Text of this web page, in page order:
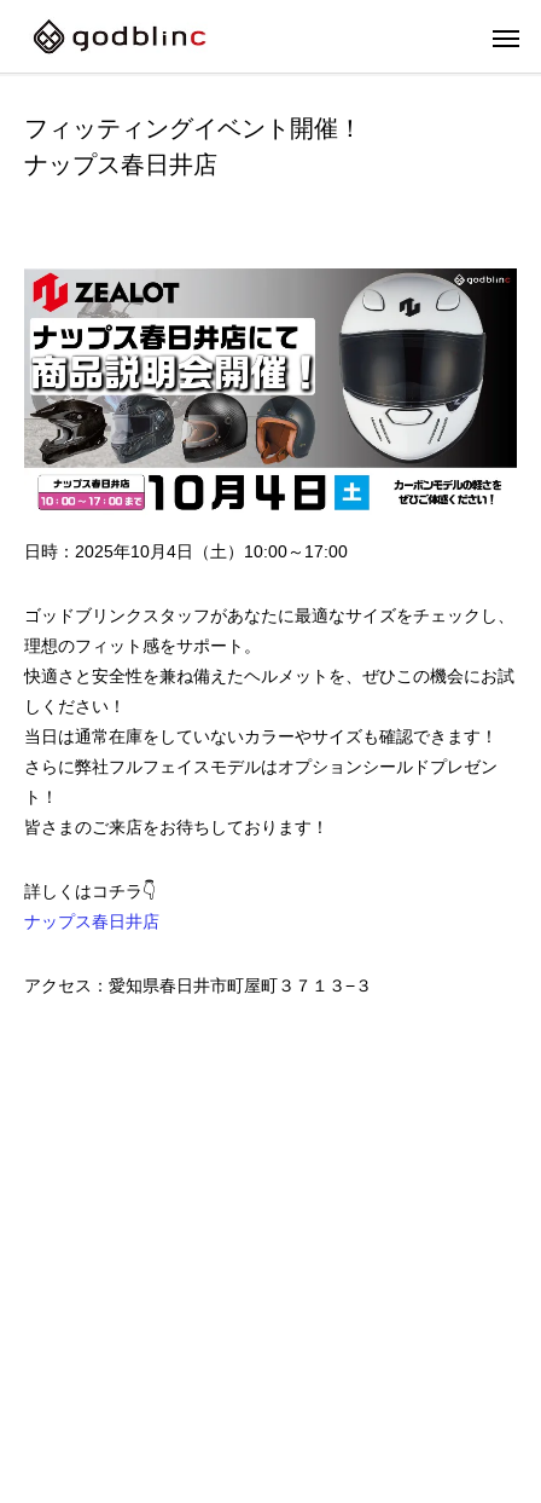
フルフェイス スポー
フィッティングイベント開催！
ナップス春日井店
日時：2025年10月4日（土）10:00～17:00
ゴッドブリンクスタッフがあなたに最適なサイズをチェックし、
理想のフィット感をサポート。
快適さと安全性を兼ね備えたヘルメットを、ぜひこの機会にお試
しください！
当日は通常在庫をしていないカラーやサイズも確認できます！
さらに弊社フルフェイスモデルはオプションシールドプレゼン
ト！
皆さまのご来店をお待ちしております！
詳しくはコチラ👇
ナップス春日井店
アクセス：愛知県春日井市町屋町３７１３−３